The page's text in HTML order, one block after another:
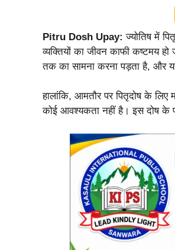
Pitru Dosh Upay: ज्योतिष में
व्यक्तियों का जीवन काफी कष्टमय
तक का सामना करना पड़ता है, और
हालांकि, आमतौर पर पितृदोष के
कोई आवश्यकता नहीं है। इस दोष